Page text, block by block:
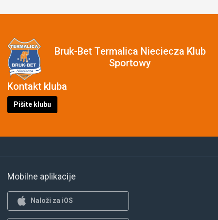
Bruk-Bet Termalica Nieciecza Klub
Sportowy
Kontakt kluba
Pišite klubu
Mobilne aplikacije
Naloži za iOS